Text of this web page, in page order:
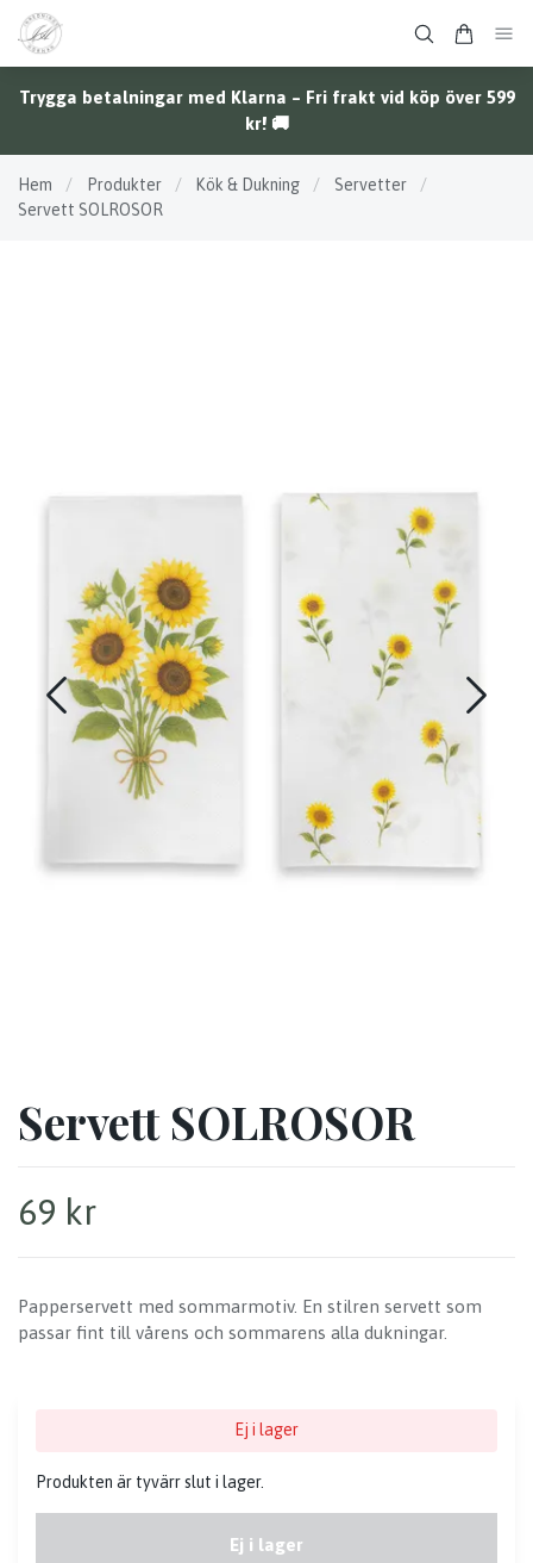
Trygga betalningar med Klarna – Fri frakt vid köp över 599
kr! 🚚
Hem / Produkter / Kök & Dukning / Servetter
/
Servett SOLROSOR
Servett SOLROSOR
69 kr
Papperservett med sommarmotiv. En stilren servett som
passar fint till vårens och sommarens alla dukningar.
Ej i lager
Produkten är tyvärr slut i lager.
Ej i lager